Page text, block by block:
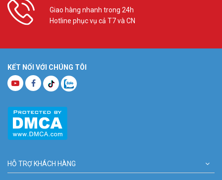
Giao hàng nhanh trong 24h
Hotline phục vụ cả T7 và CN
KẾT NỐI VỚI CHÚNG TÔI
HỖ TRỢ KHÁCH HÀNG